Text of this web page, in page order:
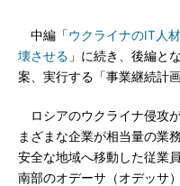
中編「ウクライナのIT人
壊させる 」に続き、後編と
案、実行する「事業継続計
ロシアのウクライナ侵攻
まざまな企業が相当量の業
安全な地域へ移動した従業
南部のオデーサ（オデッサ